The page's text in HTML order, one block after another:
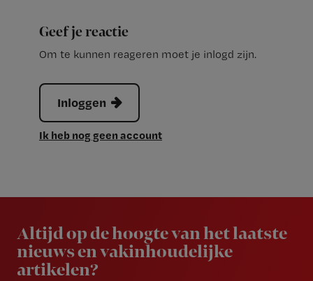
Geef je reactie
Om te kunnen reageren moet je inlogd zijn.
Inloggen
Ik heb nog geen account
Altijd op de hoogte van het laatste
nieuws en vakinhoudelijke
artikelen?